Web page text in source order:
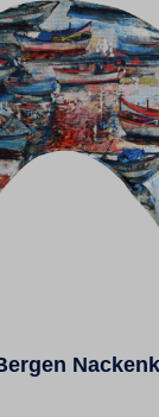
'Hafenromantik